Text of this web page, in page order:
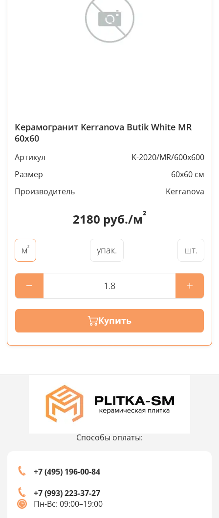
Керамогранит Kerranova Butik White MR
60x60
Артикул
K-2020/MR/600x600
Размер
60x60 см
Производитель
Kerranova
2180 руб./м²
м² упак. шт.
Купить
Способы оплаты:
+7 (495) 196-00-84
+7 (993) 223-37-27
Пн-Вс: 09:00–19:00